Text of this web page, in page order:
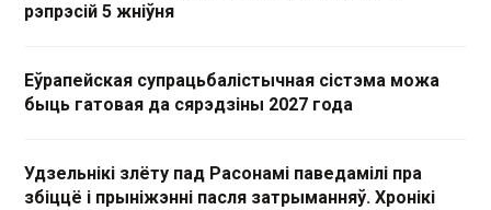
рэпрэсій 5 жніўня
Еўрапейская супрацьбалістычная сістэма можа
быць гатовая да сярэдзіны 2027 года
Удзельнікі злёту пад Расонамі паведамілі пра
збіццё і прыніжэнні пасля затрыманняў. Хронікі